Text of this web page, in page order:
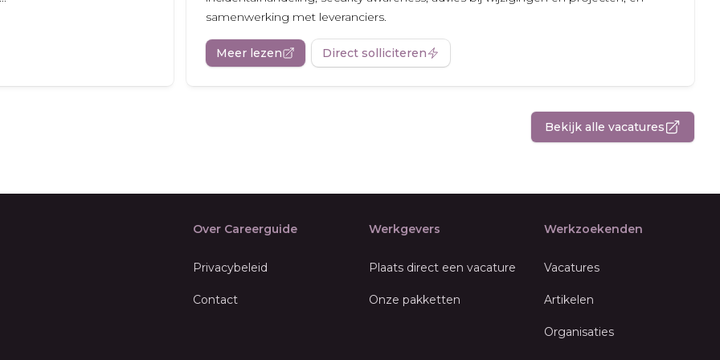
samenwerking met leveranciers.
Meer lezen Direct solliciteren
Bekijk alle vacatures
Over Careerguide
Privacybeleid
Contact
Werkgevers
Plaats direct een vacature
Onze pakketten
Werkzoekenden
Vacatures
Artikelen
Organisaties